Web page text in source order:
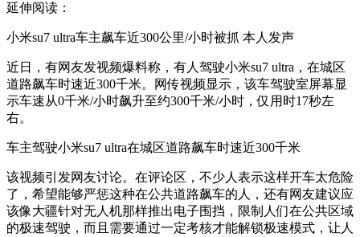
延伸阅读：
小米su7 ultra车主飙车近300公里/小时被抓 本人发声
近日，有网友发视频爆料称，有人驾驶小米su7 ultra，在城区
道路飙车时速近300千米。网传视频显示，该车驾驶室屏幕显
示车速从0千米/小时飙升至约300千米/小时，仅用时17秒左
右。
车主驾驶小米su7 ultra在城区道路飙车时速近300千米
该视频引发网友讨论。在评论区，不少人表示这样开车太危险
了，希望能够严惩这种在公共道路飙车的人，还有网友建议应
该像大疆针对无人机那样推出电子围挡，限制人们在公共区域
的极速驾驶，而且需要通过一定考核才能解锁极速模式，让人